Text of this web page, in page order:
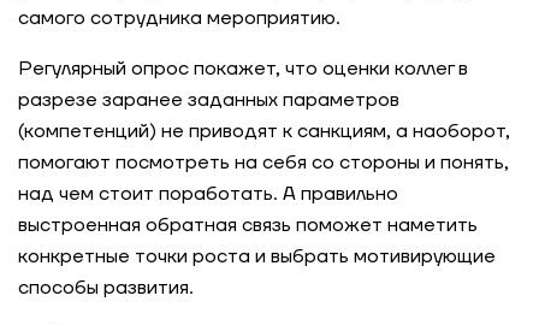
самого сотрудника мероприятию.
Регулярный опрос покажет, что оценки коллег в
разрезе заранее заданных параметров
(компетенций) не приводят к санкциям, а наоборот,
помогают посмотреть на себя со стороны и понять,
над чем стоит поработать. А правильно
выстроенная обратная связь поможет наметить
конкретные точки роста и выбрать мотивирующие
способы развития.